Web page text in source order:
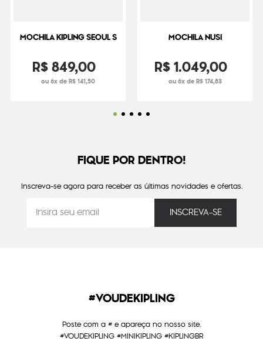
MOCHILA KIPLING SEOUL S
R$849,00
ou 6x de R$ 141,50
MOCHILA NUSI
R$1.049,00
ou 6x de R$ 174,83
FIQUE POR DENTRO!
Inscreva-se agora para receber as últimas novidades e ofertas.
#VOUDEKIPLING
Poste com a # e apareça no nosso site.
#VOUDEKIPLING #MINIKIPLING #KIPLINGBR